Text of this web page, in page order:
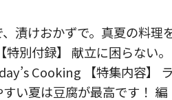
漬けおかずで。真夏の料理
別付録】 献立に困らない。
Cooking 【特集内容】
い夏は豆腐が最高です！ 編